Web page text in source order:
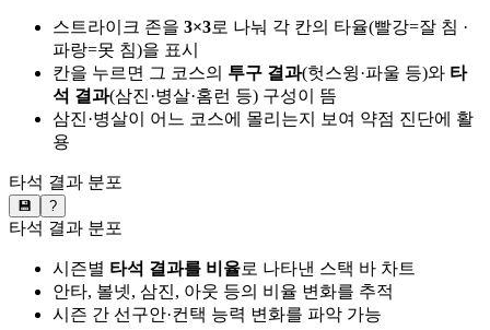
스트라이크 존을 3×3로 나눠 각 칸의 타율(빨강=잘 침 ·
파랑=못 침)을 표시
칸을 누르면 그 코스의 투구 결과(헛스윙·파울 등)와 타
석 결과(삼진·병살·홈런 등) 구성이 뜸
삼진·병살이 어느 코스에 몰리는지 보여 약점 진단에 활
용
타석 결과 분포
💾 ?
타석 결과 분포
시즌별 타석 결과를 비율로 나타낸 스택 바 차트
안타, 볼넷, 삼진, 아웃 등의 비율 변화를 추적
시즌 간 선구안·컨택 능력 변화를 파악 가능